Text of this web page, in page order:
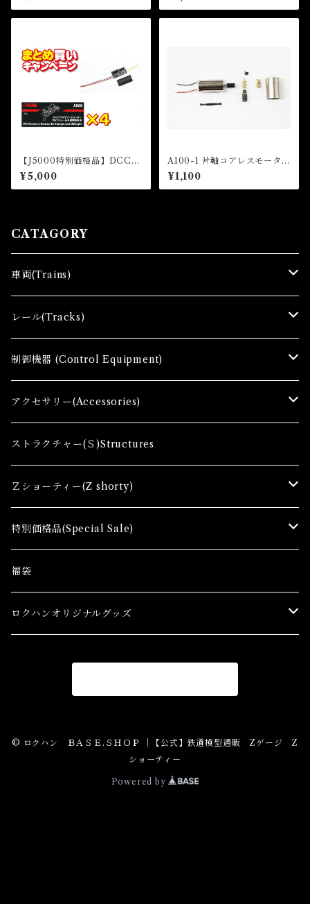
LER EUROPEAN TYPE CO
【J5000特別価格品】DCCチ
ャレンジセットC(DCC Acce
ssory Decoder for Turnou
t 4pcs set)
¥5,000
A100-1 片軸コアレスモーター
(Single Shaft Coreless Mot
or)
¥1,100
CATAGORY
車両(Trains)
Ｚゲージ車両(Ｔ) Zgauge Trains
Ｚゲージスターターセット(G) Z Starter sets
Zゲージファーストセット(E) Z First Sets
レール(Tracks)
レール(R)Tracks
レールセット(R) Track Sets
レール関連商品(Track related goods)
制御機器 (Control Equipment)
制御機器（Ｃ＆ＲＣ）Control Equipment
制御機器（Ａ）Control Accessory
アクセサリー(Accessories)
アクセサリー(A) Accessories
コンテナ(Ａ) Container Cargo
ストラクチャー(Ｓ)Structures
Ｚショーティー(Z shorty)
車両（ST）Z Shorty Trains
アクセサリー&ストラクチャー(SA&SS) ACC&STL
スターターセット(SG) Starter Sets
特別価格品(Special Sale)
Ｚゲージ車両(特別価格) Trains
在宅支援キャンペーン
Ｚゲージアクセサリー(特別価格) Accessory
Ｚゲージレール(特別価格) Truck
Zゲージパーツ(特別価格) Parts
福袋
ロクハンオリジナルグッズ
© ロクハン ＢＡＳＥ.ＳＨＯＰ ｜【公式】鉄道模型通販 Zゲージ Z
ショーティー
Powered by